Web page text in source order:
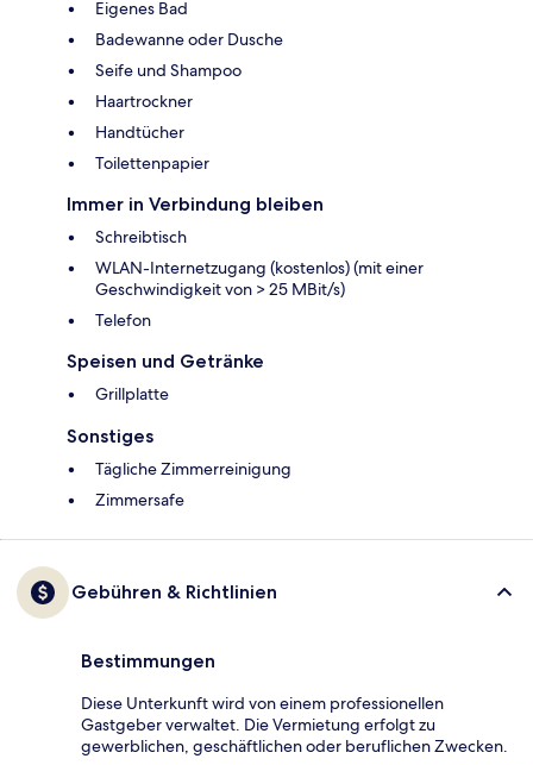
Eigenes Bad
Badewanne oder Dusche
Seife und Shampoo
Haartrockner
Handtücher
Toilettenpapier
Immer in Verbindung bleiben
Schreibtisch
WLAN-Internetzugang (kostenlos) (mit einer
Geschwindigkeit von > 25 MBit/s)
Telefon
Speisen und Getränke
Grillplatte
Sonstiges
Tägliche Zimmerreinigung
Zimmersafe
Gebühren & Richtlinien
Bestimmungen
Diese Unterkunft wird von einem professionellen
Gastgeber verwaltet. Die Vermietung erfolgt zu
gewerblichen, geschäftlichen oder beruflichen Zwecken.